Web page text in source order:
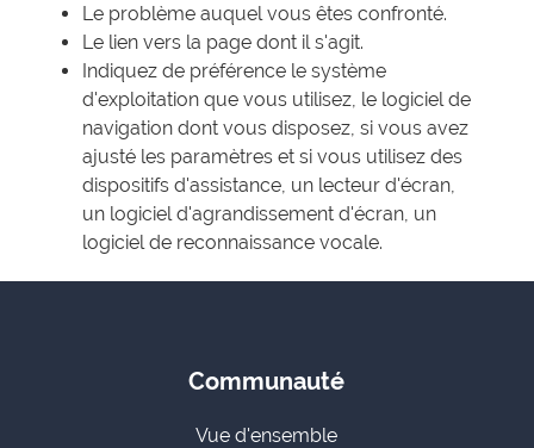
Le problème auquel vous êtes confronté.
Le lien vers la page dont il s'agit.
Indiquez de préférence le système
d'exploitation que vous utilisez, le logiciel de
navigation dont vous disposez, si vous avez
ajusté les paramètres et si vous utilisez des
dispositifs d'assistance, un lecteur d'écran,
un logiciel d'agrandissement d'écran, un
logiciel de reconnaissance vocale.
Communauté
Vue d'ensemble